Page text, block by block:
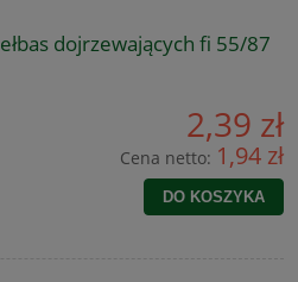
dojrzewających fi 55/87
2,39 zł
Cena netto: 1,94 zł
DO KOSZYKA